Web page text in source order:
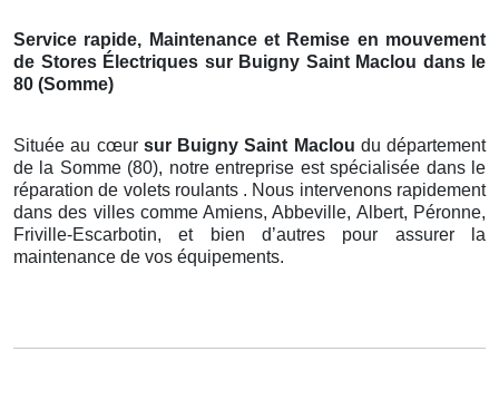
Service rapide, Maintenance et Remise en mouvement
de Stores Électriques sur Buigny Saint Maclou dans le
80 (Somme)
Située au cœur sur Buigny Saint Maclou du département
de la Somme (80), notre entreprise est spécialisée dans le
réparation de volets roulants . Nous intervenons rapidement
dans des villes comme Amiens, Abbeville, Albert, Péronne,
Friville-Escarbotin, et bien d’autres pour assurer la
maintenance de vos équipements.